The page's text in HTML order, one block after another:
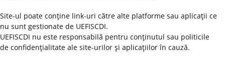
Site-ul poate conţine link-uri către alte platforme sau aplicaţii ce
nu sunt gestionate de UEFISCDI.
UEFISCDI nu este responsabilă pentru conţinutul sau politicile
de confidenţialitate ale site-urilor şi aplicaţiilor în cauză.